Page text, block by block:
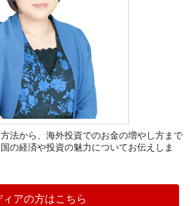
法から、海外投資でのお金の増やし方まで
の経済や投資の魅力についてお伝えしま
ィアの方はこちら